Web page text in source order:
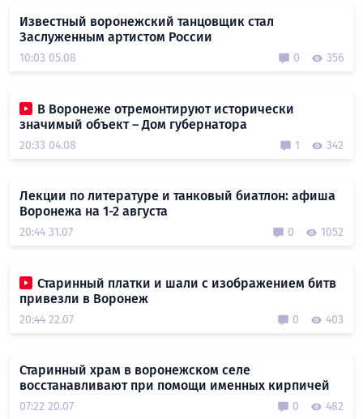
Известный воронежский танцовщик стал
Заслуженным артистом России
10:03 05.08 0 356
В Воронеже отремонтируют исторически
значимый объект – Дом губернатора
20:33 04.08 1 342
Лекции по литературе и танковый биатлон: афиша
Воронежа на 1-2 августа
20:44 31.07 0 1052
Старинный платки и шали с изображением битв
привезли в Воронеж
20:44 22.07 0 403
Старинный храм в воронежском селе
восстанавливают при помощи именных кирпичей
07:22 20.07 0 482